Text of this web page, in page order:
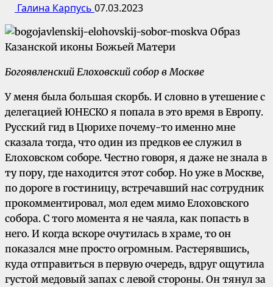
Галина Карпусь 07.03.2023
Богоявленский Елоховский собор в Москве
У меня была большая скорбь. И словно в утешение с
делегацией ЮНЕСКО я попала в это время в Европу.
Русский гид в Цюрихе почему-то именно мне
сказала тогда, что один из предков ее служил в
Елоховском соборе. Честно говоря, я даже не знала в
ту пору, где находится этот собор. Но уже в Москве,
по дороге в гостиницу, встречавший нас сотрудник
прокомментировал, мол едем мимо Елоховского
собора. С того момента я не чаяла, как попасть в
него. И когда вскоре очутилась в храме, то он
показался мне просто огромным. Растерявшись,
куда отправиться в первую очередь, вдруг ощутила
густой медовый запах с левой стороны. Он тянул за